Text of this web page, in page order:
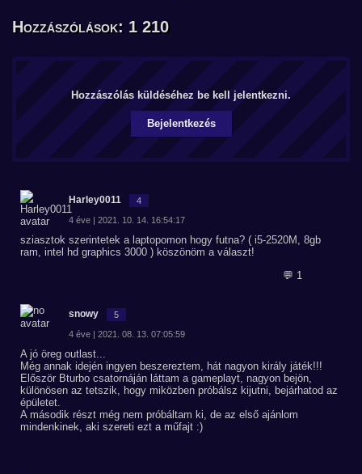
Hozzászólások: 1 210
Hozzászólás küldéséhez be kell jelentkezni.
Bejelentkezés
Harley0011 4
4 éve | 2021. 10. 14. 16:54:17
sziasztok szerintetek a laptopomon hogy futna? ( i5-2520M, 8gb
ram, intel hd graphics 3000 ) köszönöm a választ!
💬 1
snowy 5
4 éve | 2021. 08. 13. 07:05:59
A jó öreg outlast...
Még annak idején ingyen beszereztem, hát nagyon király játék!!!
Először Bturbo csatornáján láttam a gameplayt, nagyon bejön,
különösen az tetszik, hogy miközben próbálsz kijutni, bejárhatod az
épületet.
A második részt még nem próbáltam ki, de az első ajánlom
mindenkinek, aki szereti ezt a műfajt :)